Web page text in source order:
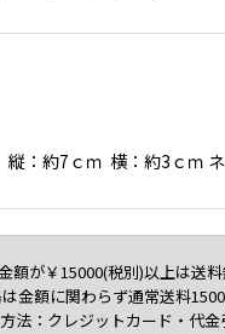
：約7ｃｍ 横：約3ｃｍ
額が￥15000(税別)以上は送
金額に関わらず通常送料
法：クレジットカード・代金